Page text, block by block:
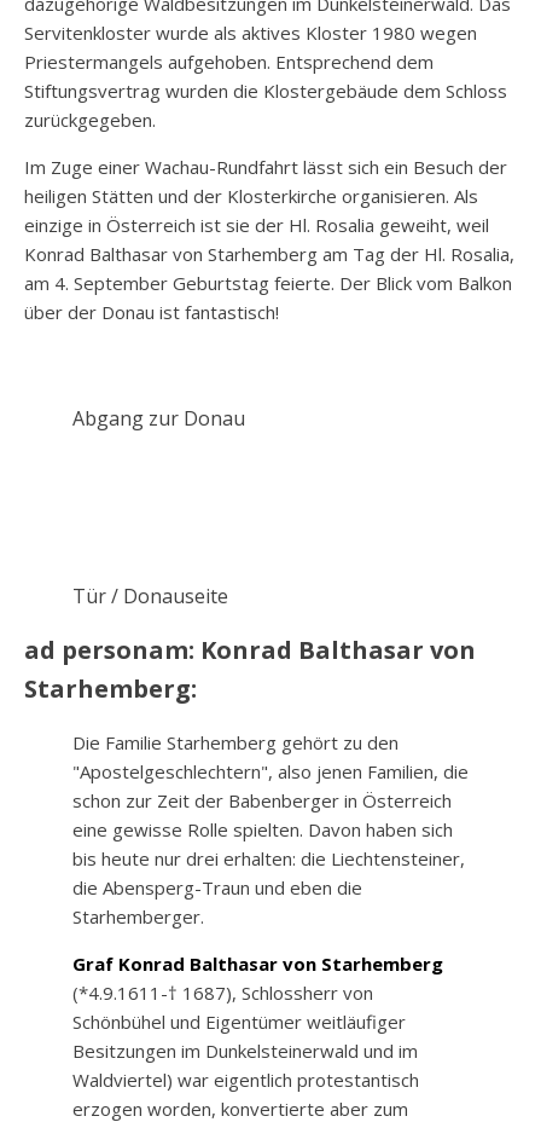
Servitenkloster wurde als aktives Kloster 1980 wegen
Priestermangels aufgehoben. Entsprechend dem
Stiftungsvertrag wurden die Klostergebäude dem Schloss
zurückgegeben.
Im Zuge einer Wachau-Rundfahrt lässt sich ein Besuch der
heiligen Stätten und der Klosterkirche organisieren. Als
einzige in Österreich ist sie der Hl. Rosalia geweiht, weil
Konrad Balthasar von Starhemberg am Tag der Hl. Rosalia,
am 4. September Geburtstag feierte. Der Blick vom Balkon
über der Donau ist fantastisch!
Abgang zur Donau
Tür / Donauseite
ad personam: Konrad Balthasar von
Starhemberg:
Die Familie Starhemberg gehört zu den
"Apostelgeschlechtern", also jenen Familien, die
schon zur Zeit der Babenberger in Österreich
eine gewisse Rolle spielten. Davon haben sich
bis heute nur drei erhalten: die Liechtensteiner,
die Abensperg-Traun und eben die
Starhemberger.
Graf Konrad Balthasar von Starhemberg
(*4.9.1611-† 1687), Schlossherr von
Schönbühel und Eigentümer weitläufiger
Besitzungen im Dunkelsteinerwald und im
Waldviertel) war eigentlich protestantisch
erzogen worden, konvertierte aber zum